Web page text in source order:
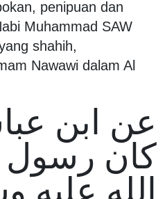
penipuan dan
Muhammad SAW
shahih,
Nawawi dalam Al
عن ابن
كان رسول
الله عليه